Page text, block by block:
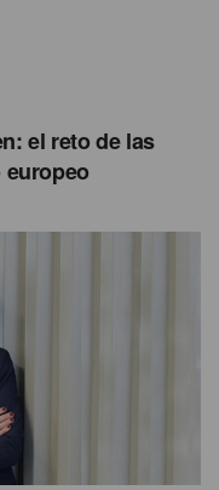
el reto de las